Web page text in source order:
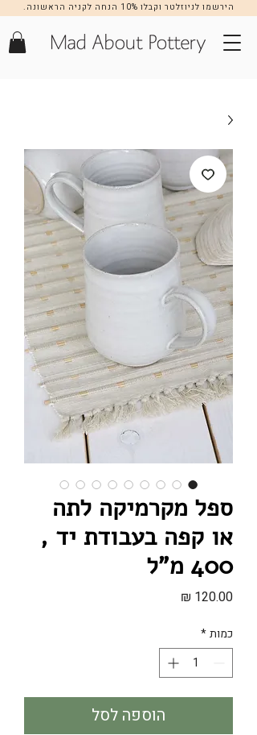
הירשמו לניוזלטר וקבלו 10% הנחה לקניה הראשונה.
הרשמה >>
ספל מקרמיקה לתה
או קפה בעבודת יד ,
400 מ"ל
כמות*
הוספה לסל